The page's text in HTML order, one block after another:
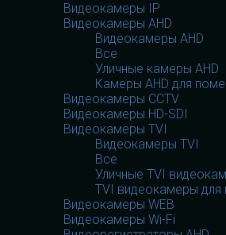
Видеокамеры IP
Видеокамеры AHD
Видеокамеры AHD
Все
Уличные камеры AHD
Камеры AHD для
Видеокамеры CCTV
Видеокамеры HD-SDI
Видеокамеры TVI
Видеокамеры TVI
Все
Уличные TVI
TVI видеокамеры для
Видеокамеры WEB
Видеокамеры Wi-Fi